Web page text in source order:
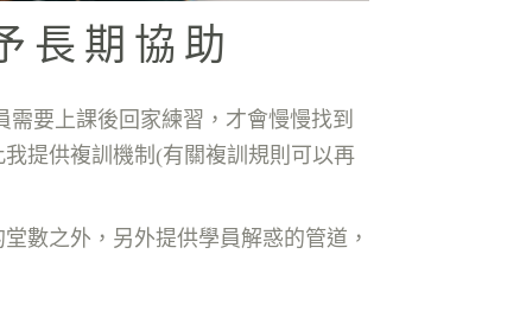
長期協助
要上課後回家練習，才會慢慢找到
提供複訓機制(有關複訓規則可以再
數之外，另外提供學員解惑的管道，